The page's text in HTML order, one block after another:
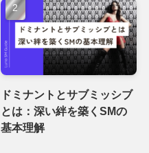
ドミナントとサブミッシブ
とは：深い絆を築くSMの
基本理解